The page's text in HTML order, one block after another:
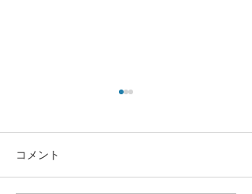
コメント